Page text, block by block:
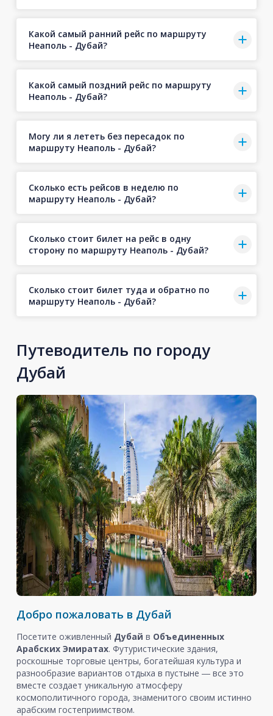
Какой самый ранний рейс по маршруту
Неаполь - Дубай?
Какой самый поздний рейс по маршруту
Неаполь - Дубай?
Могу ли я лететь без пересадок по
маршруту Неаполь - Дубай?
Сколько есть рейсов в неделю по
маршруту Неаполь - Дубай?
Сколько стоит билет на рейс в одну
сторону по маршруту Неаполь - Дубай?
Сколько стоит билет туда и обратно по
маршруту Неаполь - Дубай?
Путеводитель по городу
Дубай
Добро пожаловать в Дубай
Посетите оживленный Дубай в Объединенных
Арабских Эмиратах. Футуристические здания,
роскошные торговые центры, богатейшая культура и
разнообразие вариантов отдыха в пустыне ― все это
вместе создает уникальную атмосферу
космополитичного города, знаменитого своим истинно
арабским гостеприимством.